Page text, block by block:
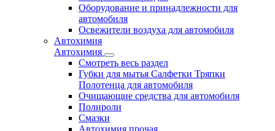
Оборудование и принадлежности для
автомобиля
Освежители воздуха для автомобиля
Автохимия
Автохимия
Смотреть весь раздел
Губки для мытья Салфетки Тряпки
Полотенца для автомобиля
Очищающие средства для автомобиля
Полироли
Смазки
Автохимия прочая